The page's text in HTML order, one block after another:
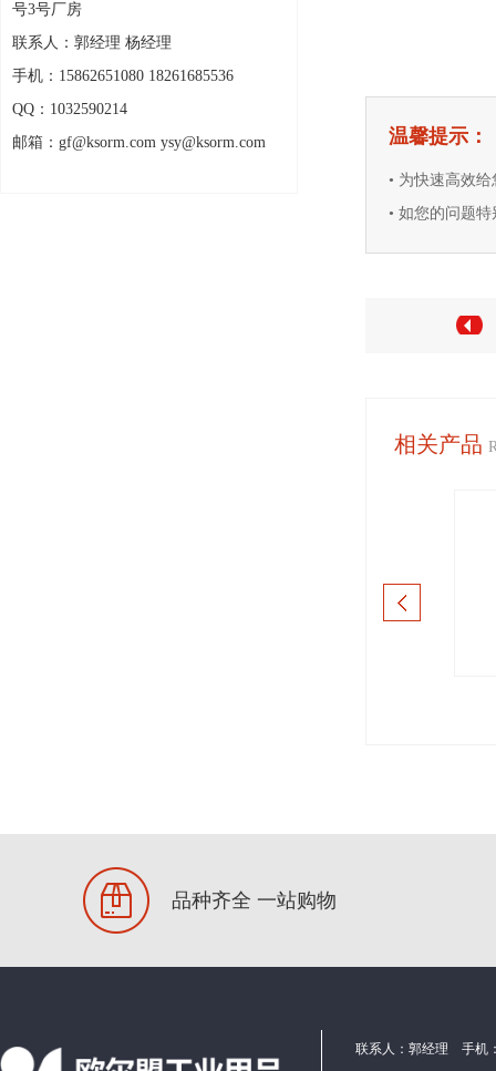
号3号厂房
联系人：郭经理 杨经理
手机：15862651080 18261685536
QQ：1032590214
邮箱：gf@ksorm.com ysy@ksorm.com
温馨提示：
• 为快速高效
• 如您的问题特
相关产品
品种齐全 一站购物
联系人：郭经理 手机